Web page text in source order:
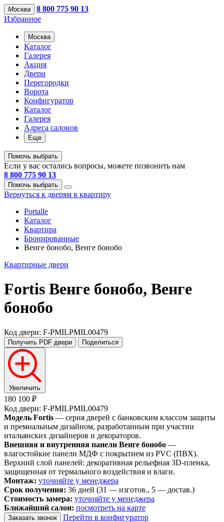
Москва
8 800 775 90 13
Избранное
Москва
Каталог
Галерея
Акция
Двери
Перегородки
Ворота
Конфигуратор
Каталог
Галерея
Адреса салонов
Еще
Помочь выбрать
Если у вас остались вопросы, можете позвонить нам
8 800 775 90 13
Помочь выбрать
Вернуться к дверям в квартиру
Portalle
Каталог
Квартира
Бронированные
Венге бонобо, Венге бонобо
Квартирные двери
Fortis Венге бонобо, Венге
бонобо
Код двери: F-PMILPMIL00479
Получить PDF двери Поделиться
Увеличить
180 100 ₽
Код двери: F-PMILPMIL00479
Модель Fortis — серия дверей с банковским классом защиты
и премиальным дизайном, разработанным при участии
итальянских дизайнеров и декораторов.
Внешняя и внутренняя панели Венге бонобо —
влагостойкие панели МДФ с покрытием из PVC (ПВХ).
Верхний слой панелей: декоративная рельефная 3D-пленка,
защищенная от термального воздействия и влаги.
Монтаж: уточняйте у менеджера
Срок получения: 36 дней (31 — изготов., 5 — достав.)
Стоимость замера: уточняйте у менеджера
Ближайший салон: посмотреть на карте
Заказать звонок
Перейти в конфигуратор